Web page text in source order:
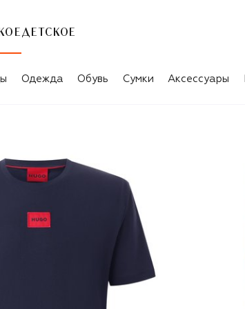
ДЕТСКОЕ
Одежда Обувь Сумки Аксессуары